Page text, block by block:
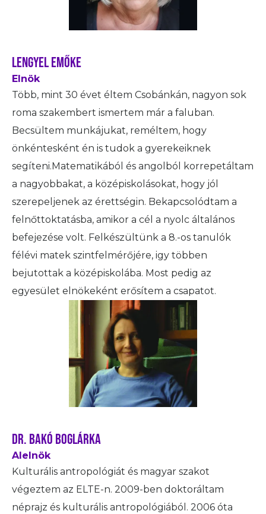
Lengyel Emőke
Elnök
Több, mint 30 évet éltem Csobánkán, nagyon sok
roma szakembert ismertem már a faluban.
Becsültem munkájukat, reméltem, hogy
önkéntesként én is tudok a gyerekeiknek
segíteni.Matematikából és angolból korrepetáltam
a nagyobbakat, a középiskolásokat, hogy jól
szerepeljenek az érettségin. Bekapcsolódtam a
felnőttoktatásba, amikor a cél a nyolc általános
befejezése volt. Felkészültünk a 8.-os tanulók
félévi matek szintfelmérőjére, igy többen
bejutottak a középiskolába. Most pedig az
egyesület elnökeként erősítem a csapatot.
DR. BAKÓ BOGLÁRKA
Alelnök
Kulturális antropológiát és magyar szakot
végeztem az ELTE-n. 2009-ben doktoráltam
néprajz és kulturális antropológiából. 2006 óta